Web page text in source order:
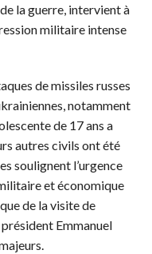
la guerre, intervient à
militaire intense
de missiles russes
notamment
de 17 ans a
autres civils ont été
soulignent l’urgence
et économique
de la visite de
Emmanuel